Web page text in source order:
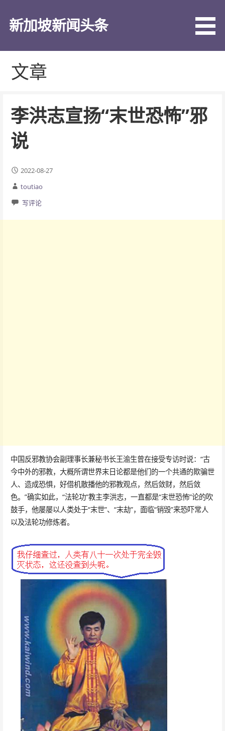
新加坡新闻头条
文章
李洪志宣扬“末世恐怖”邪
说
2022-08-27
toutiao
写评论
中国反邪教协会副理事长兼秘书长王渝生曾在接受专访时说：“古
今中外的邪教，大概所谓世界末日论都是他们的一个共通的欺骗世
人、造成恐惧，好借机散播他的邪教观点，然后敛财，然后敛
色。”确实如此，“法轮功”教主李洪志，一直都是“末世恐怖”论的吹
鼓手，他屡屡以人类处于“末世”、“末劫”，面临“销毁”来恐吓常人
以及法轮功修炼者。